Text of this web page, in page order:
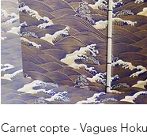
Aperçu
Carnet copte - Vagues